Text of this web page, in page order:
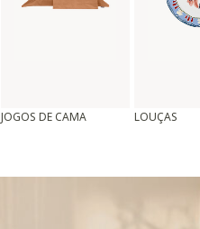
JOGOS DE CAMA LOUÇAS